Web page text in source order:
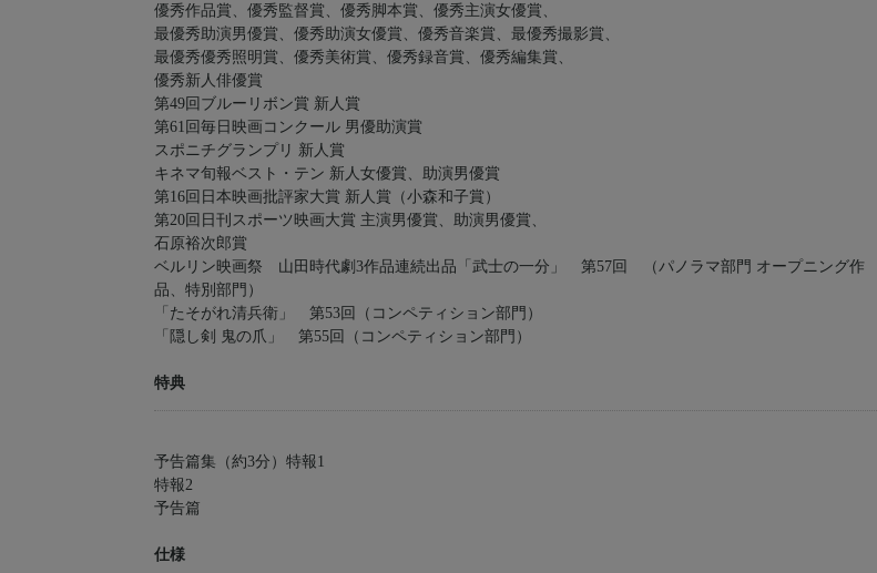
優秀作品賞、優秀監督賞、優秀脚本賞、優秀主演女優賞、
最優秀助演男優賞、優秀助演女優賞、優秀音楽賞、最優秀撮影賞、
最優秀優秀照明賞、優秀美術賞、優秀録音賞、優秀編集賞、
優秀新人俳優賞
第49回ブルーリボン賞 新人賞
第61回毎日映画コンクール 男優助演賞
スポニチグランプリ 新人賞
キネマ旬報ベスト・テン 新人女優賞、助演男優賞
第16回日本映画批評家大賞 新人賞（小森和子賞）
第20回日刊スポーツ映画大賞 主演男優賞、助演男優賞、
石原裕次郎賞
ベルリン映画祭 山田時代劇3作品連続出品「武士の一分」 第57回 （パノラマ部門 オープニング作
品、特別部門）
「たそがれ清兵衛」 第53回（コンペティション部門）
「隠し剣 鬼の爪」 第55回（コンペティション部門）
特典
予告篇集（約3分）特報1
特報2
予告篇
仕様